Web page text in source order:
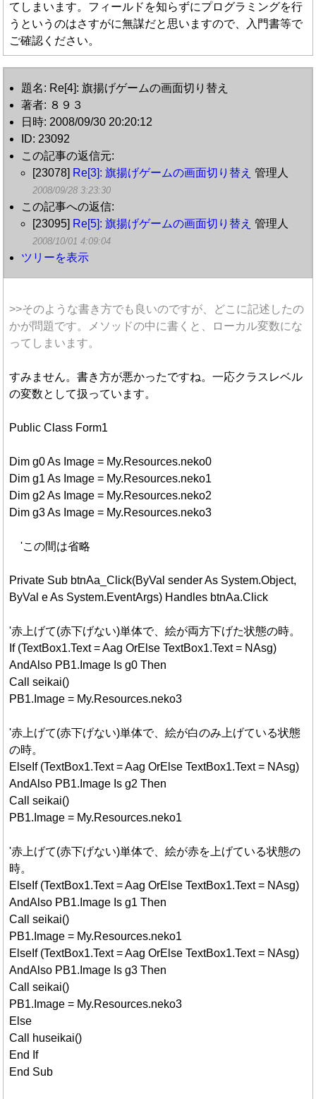
てしまいます。フィールドを知らずにプログラミングを行
うというのはさすがに無謀だと思いますので、入門書等で
ご確認ください。
題名: Re[4]: 旗揚げゲームの画面切り替え
著者: ８９３
日時: 2008/09/30 20:20:12
ID: 23092
この記事の返信元:
[23078] Re[3]: 旗揚げゲームの画面切り替え 管理人
2008/09/28 3:23:30
この記事への返信:
[23095] Re[5]: 旗揚げゲームの画面切り替え 管理人
2008/10/01 4:09:04
ツリーを表示
>>そのような書き方でも良いのですが、どこに記述したの
かが問題です。メソッドの中に書くと、ローカル変数にな
ってしまいます。
すみません。書き方が悪かったですね。一応クラスレベル
の変数として扱っています。
Public Class Form1
Dim g0 As Image = My.Resources.neko0
Dim g1 As Image = My.Resources.neko1
Dim g2 As Image = My.Resources.neko2
Dim g3 As Image = My.Resources.neko3
'この間は省略
Private Sub btnAa_Click(ByVal sender As System.Object,
ByVal e As System.EventArgs) Handles btnAa.Click
'赤上げて(赤下げない)単体で、絵が両方下げた状態の時。
If (TextBox1.Text = Aag OrElse TextBox1.Text = NAsg)
AndAlso PB1.Image Is g0 Then
Call seikai()
PB1.Image = My.Resources.neko3
'赤上げて(赤下げない)単体で、絵が白のみ上げている状態
の時。
ElseIf (TextBox1.Text = Aag OrElse TextBox1.Text = NAsg)
AndAlso PB1.Image Is g2 Then
Call seikai()
PB1.Image = My.Resources.neko1
'赤上げて(赤下げない)単体で、絵が赤を上げている状態の
時。
ElseIf (TextBox1.Text = Aag OrElse TextBox1.Text = NAsg)
AndAlso PB1.Image Is g1 Then
Call seikai()
PB1.Image = My.Resources.neko1
ElseIf (TextBox1.Text = Aag OrElse TextBox1.Text = NAsg)
AndAlso PB1.Image Is g3 Then
Call seikai()
PB1.Image = My.Resources.neko3
Else
Call huseikai()
End If
End Sub